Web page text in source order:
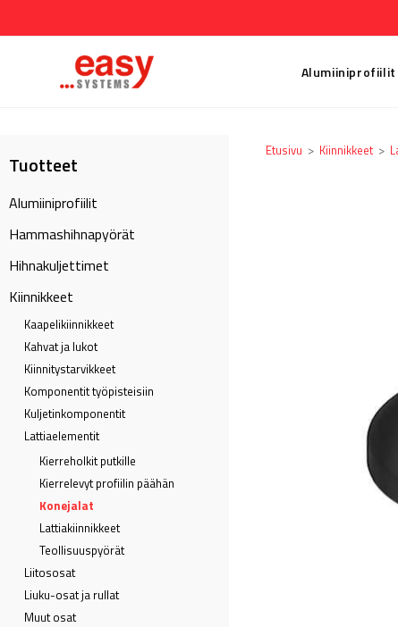
Alumiiniprofiilit
Tuotteet
Alumiiniprofiilit
Hammashihnapyörät
Hihnakuljettimet
Kiinnikkeet
Kaapeli­kiinnikkeet
Kahvat ja lukot
Kiinnitystarvikkeet
Komponentit työpisteisiin
Kuljetin­komponentit
Lattia­elementit
Kierreholkit putkille
Kierrelevyt profiilin päähän
Konejalat
Lattiakiinnikkeet
Teollisuuspyörät
Liitososat
Liuku-osat ja rullat
Muut osat
Etusivu > Kiinnikkeet >